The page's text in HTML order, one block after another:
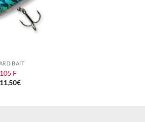
BAIT
F
11,50€